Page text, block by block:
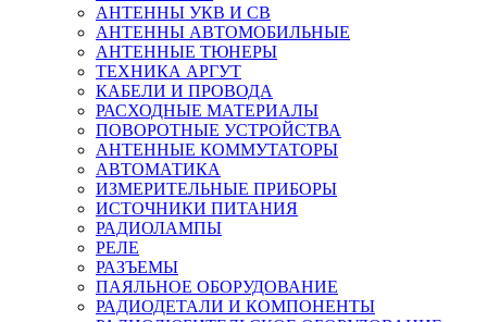
АНТЕННЫ УКВ И СВ
АНТЕННЫ АВТОМОБИЛЬНЫЕ
АНТЕННЫЕ ТЮНЕРЫ
ТЕХНИКА АРГУТ
КАБЕЛИ И ПРОВОДА
РАСХОДНЫЕ МАТЕРИАЛЫ
ПОВОРОТНЫЕ УСТРОЙСТВА
АНТЕННЫЕ КОММУТАТОРЫ
АВТОМАТИКА
ИЗМЕРИТЕЛЬНЫЕ ПРИБОРЫ
ИСТОЧНИКИ ПИТАНИЯ
РАДИОЛАМПЫ
РЕЛЕ
РАЗЪЕМЫ
ПАЯЛЬНОЕ ОБОРУДОВАНИЕ
РАДИОДЕТАЛИ И КОМПОНЕНТЫ